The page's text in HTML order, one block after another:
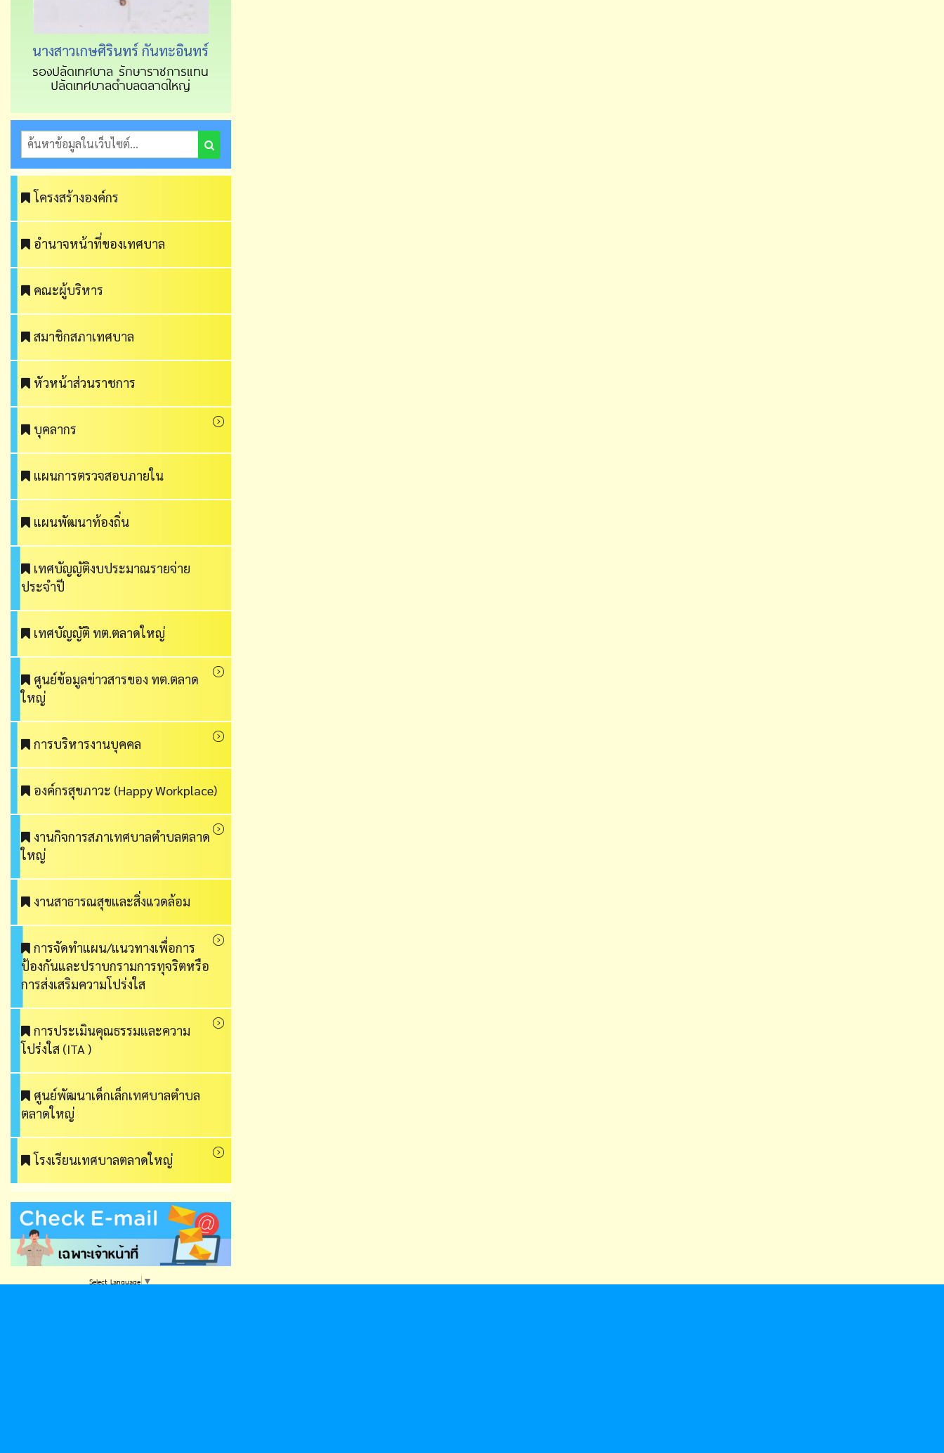
นางสาวเกษศิรินทร์ กันทะอินทร์
รองปลัดเทศบาล รักษาราชการแทน
ปลัดเทศบาลตำบลตลาดใหญ่
โครงสร้างองค์กร
อำนาจหน้าที่ของเทศบาล
คณะผู้บริหาร
สมาชิกสภาเทศบาล
หัวหน้าส่วนราชการ
บุคลากร
แผนการตรวจสอบภายใน
แผนพัฒนาท้องถิ่น
เทศบัญญัติงบประมาณรายจ่าย
ประจำปี
เทศบัญญัติ ทต.ตลาดใหญ่
ศูนย์ข้อมูลข่าวสารของ ทต.ตลาด
ใหญ่
การบริหารงานบุคคล
องค์กรสุขภาวะ (Happy Workplace)
งานกิจการสภาเทศบาลตำบลตลาด
ใหญ่
งานสาธารณสุขและสิ่งแวดล้อม
การจัดทำแผน/แนวทางเพื่อการ
ป้องกันและปราบกรามการทุจริตหรือ
การส่งเสริมความโปร่งใส
การประเมินคุณธรรมและความ
โปร่งใส (ITA )
ศูนย์พัฒนาเด็กเล็กเทศบาลตำบล
ตลาดใหญ่
โรงเรียนเทศบาลตลาดใหญ่
Select Language ▼